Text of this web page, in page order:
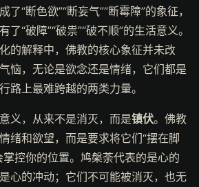
“断色欲”“断妄气”“断霉障”的象征，
“破障”“破祟”“破不顺”的生活意义。
的解释中，佛教的核心象征并未改
恼，无论是欲念还是情绪，它们都是
路上最难跨越的两类力量。
义，从来不是消灭，而是镇伏。佛教
绪和欲望，而是要求将它们“摆在脚
控你的位置。鸠槃荼代表的是心的
心的冲动；它们不可能被消灭，也无